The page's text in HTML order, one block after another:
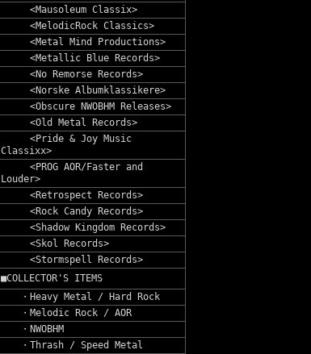
<Mausoleum Classix>
<MelodicRock Classics>
<Metal Mind Productions>
<Metallic Blue Records>
<No Remorse Records>
<Norske Albumklassikere>
<Obscure NWOBHM Releases>
<Old Metal Records>
<Pride & Joy Music
Classixx>
<PROG AOR/Faster and
Louder>
<Retrospect Records>
<Rock Candy Records>
<Shadow Kingdom Records>
<Skol Records>
<Stormspell Records>
■COLLECTOR'S ITEMS
・Heavy Metal / Hard Rock
・Melodic Rock / AOR
・NWOBHM
・Thrash / Speed Metal